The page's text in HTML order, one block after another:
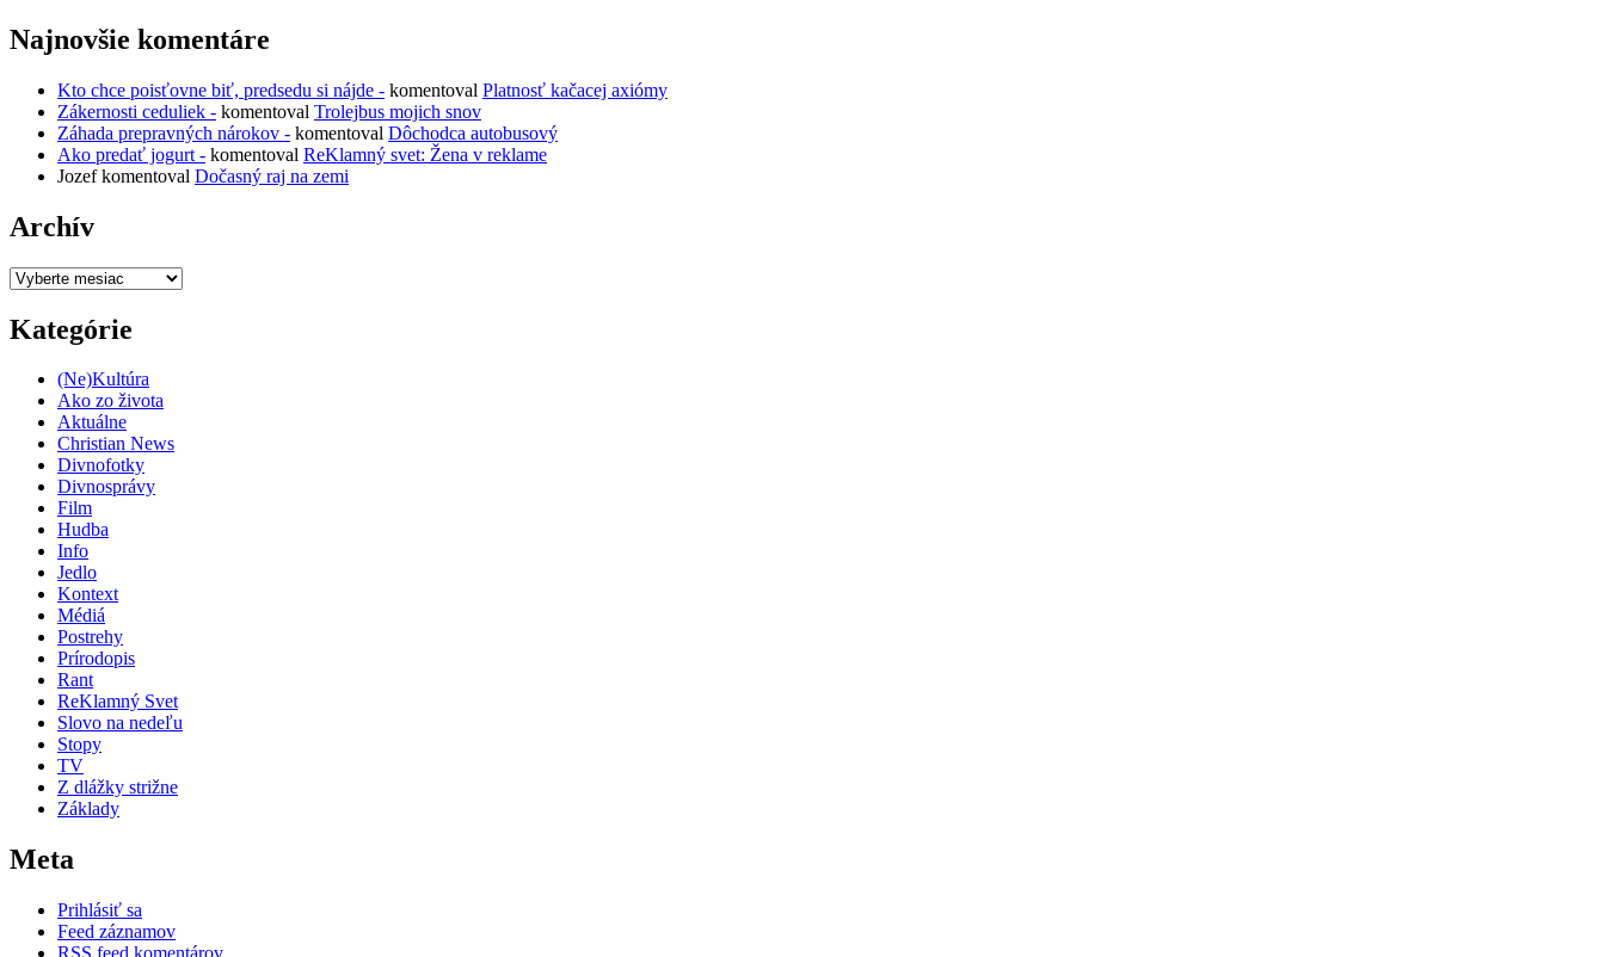
Najnovšie komentáre
Kto chce poisťovne biť, predsedu si nájde - komentoval Platnosť kačacej axiómy
Zákernosti ceduliek - komentoval Trolejbus mojich snov
Záhada prepravných nárokov - komentoval Dôchodca autobusový
Ako predať jogurt - komentoval ReKlamný svet: Žena v reklame
Jozefkomentoval Dočasný raj na zemi
Archív
Archív
Kategórie
(Ne)Kultúra
Ako zo života
Aktuálne
Christian News
Divnofotky
Divnosprávy
Film
Hudba
Info
Jedlo
Kontext
Médiá
Postrehy
Prírodopis
Rant
ReKlamný Svet
Slovo na nedeľu
Stopy
TV
Z dlážky strižne
Základy
Meta
Prihlásiť sa
Feed záznamov